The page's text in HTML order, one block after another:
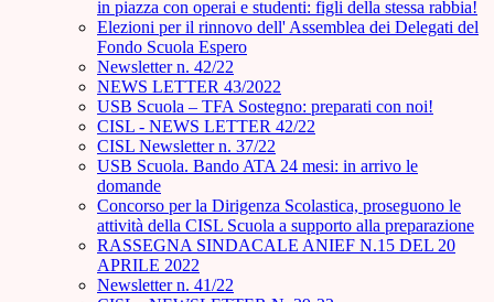
in piazza con operai e studenti: figli della stessa rabbia!
Elezioni per il rinnovo dell' Assemblea dei Delegati del
Fondo Scuola Espero
Newsletter n. 42/22
NEWS LETTER 43/2022
USB Scuola – TFA Sostegno: preparati con noi!
CISL - NEWS LETTER 42/22
CISL Newsletter n. 37/22
USB Scuola. Bando ATA 24 mesi: in arrivo le
domande
Concorso per la Dirigenza Scolastica, proseguono le
attività della CISL Scuola a supporto alla preparazione
RASSEGNA SINDACALE ANIEF N.15 DEL 20
APRILE 2022
Newsletter n. 41/22